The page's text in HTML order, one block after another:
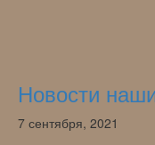
Новости
7 сентября, 2021